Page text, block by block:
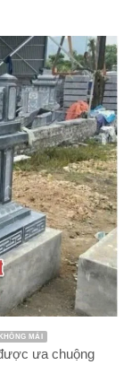
MÁI
ưa chuộng